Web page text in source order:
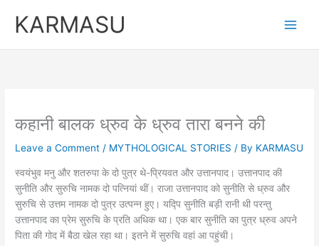
KARMASU
कहानी बालक ध्रुव के ध्रुव तारा बनने की
Leave a Comment / MYTHOLOGICAL STORIES / By KARMASU
स्वयंभुव मनु और शतरुपा के दो पुत्र थे-प्रियवत और उत्तानपाद। उत्तानपाद की
सुनीति और सुरुचि नामक दो पत्नियां थीं। राजा उत्तानपाद को सुनीति से ध्रुव और
सुरुचि से उत्तम नामक दो पुत्र उत्पन्न हुए। यद्पि सुनीति बड़ी रानी थी परन्तु
उत्तानपाद का प्रेम सुरुचि के प्रति अधिक था। एक बार सुनीति का पुत्र ध्रुव अपने
पिता की गोद में बैठा खेल रहा था। इतने में सुरुचि वहां आ पहुंची।